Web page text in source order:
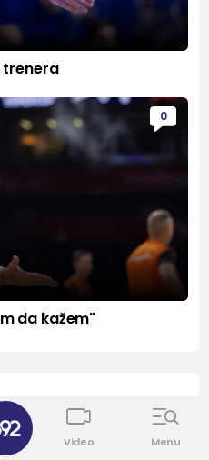
trenera
0
da kažem"
Video Menu